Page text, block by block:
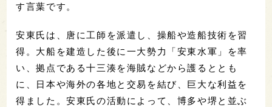
す言葉です。
安東氏は、唐に工師を派遣し、操船や造船技術を習
得。大船を建造した後に一大勢力「安東水軍」を率
い、拠点である十三湊を海賊などから護るととも
に、日本や海外の各地と交易を結び、巨大な利益を
得ました。安東氏の活動によって、博多や堺と並ぶ